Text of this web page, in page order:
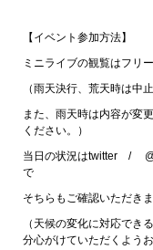
【イベント参加方法】
ミニライブの観覧はフリ
（雨天決行、荒天時は中
また、雨天時は内容が変
ください。）
当日の状況はtwitter /
で
そちらもご確認いただき
（天候の変化に対応でき
分心がけていただくよう